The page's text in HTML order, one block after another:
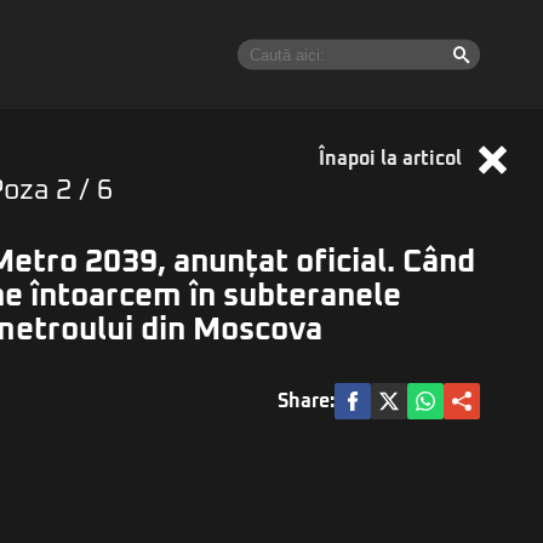
Înapoi la articol
2 / 6
2039, anunțat oficial. Când
întoarcem în subteranele
din Moscova
Share: